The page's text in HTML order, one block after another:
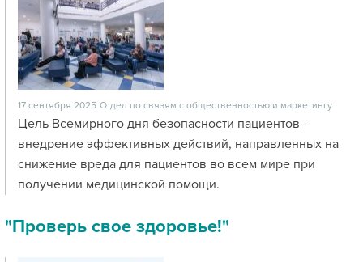
17 сентября 2025 Отдел по связям с общественностью и маркетингу
Цель Всемирного дня безопасности пациентов –
внедрение эффективных действий, направленных на
снижение вреда для пациентов во всем мире при
получении медицинской помощи.
"Проверь свое здоровье!"